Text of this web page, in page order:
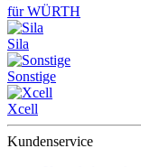
für WÜRTH
Sila
Sonstige
Xcell
Kundenservice